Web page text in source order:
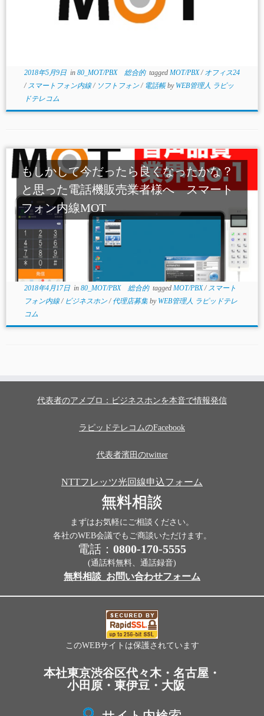
2018年5月9日in 80_MOT/PBX 総合的 tagged MOT/PBX/ オフィス24
/ スマートフォン内線/ ソフトフォン/ 電話帳by WEB管理人 ラピッ
ドテレコム
もしかして今だったら良くなったかな？
と思った電話機販売業者様へ スマート
フォン内線MOT
2018年4月17日in 80_MOT/PBX 総合的 tagged MOT/PBX/ スマート
フォン内線/ ビジネスホン/ 代理店募集 by WEB管理人 ラピッドテレ
コム
代表者のアメブロ：ビジネスホンを本音で情報発信
ラピッドテレコムのFacebook
代表者濱田のtwitter
NTTフレッツ光回線申込フォーム
無料相談
まずはお気軽にご相談ください。
各社のWEB会議でもご商談いただけます。
電話： 0800-170-5555
(通話料無料、通話録音)
無料相談_お問い合わせフォーム
このWEBサイトは保護されています
本社東京渋谷区代々木・名古屋・
小田原・東伊豆・大阪